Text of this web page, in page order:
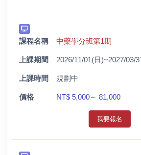
課程名稱 中藥學分班第1期
上課期間 2026/11/01(日)~2027/03/
上課時間 規劃中
價格 NT$ 5,000～ 81,000
我要報名